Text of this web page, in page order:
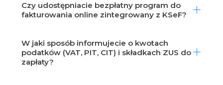
Czy udostępniacie bezpłatny program do
fakturowania online zintegrowany z KSeF?
W jaki sposób informujecie o kwotach
podatków (VAT, PIT, CIT) i składkach ZUS do
zapłaty?